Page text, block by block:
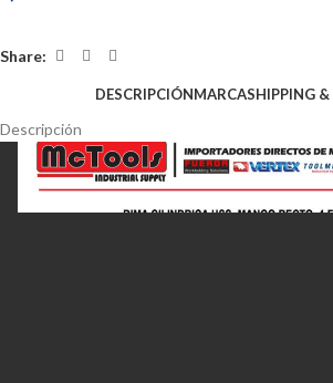
Share:
DESCRIPCIÓNMARCASHIPPING &
Descripción